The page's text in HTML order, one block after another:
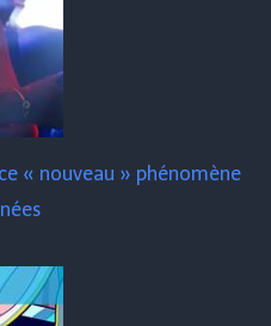
« nouveau » phénomène